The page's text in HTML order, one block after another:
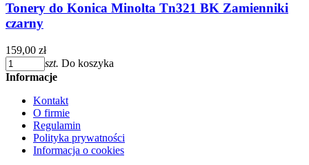
Tonery do Konica Minolta Tn321 BK Zamienniki
czarny
159,00 zł
szt. Do koszyka
Informacje
Kontakt
O firmie
Regulamin
Polityka prywatności
Informacja o cookies